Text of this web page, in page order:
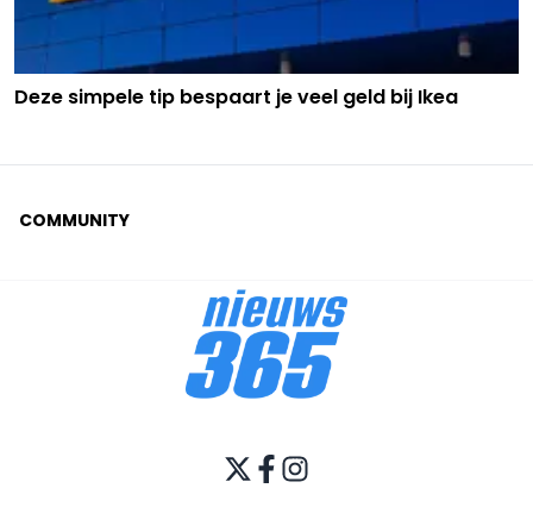
Deze simpele tip bespaart je veel geld bij Ikea
COMMUNITY